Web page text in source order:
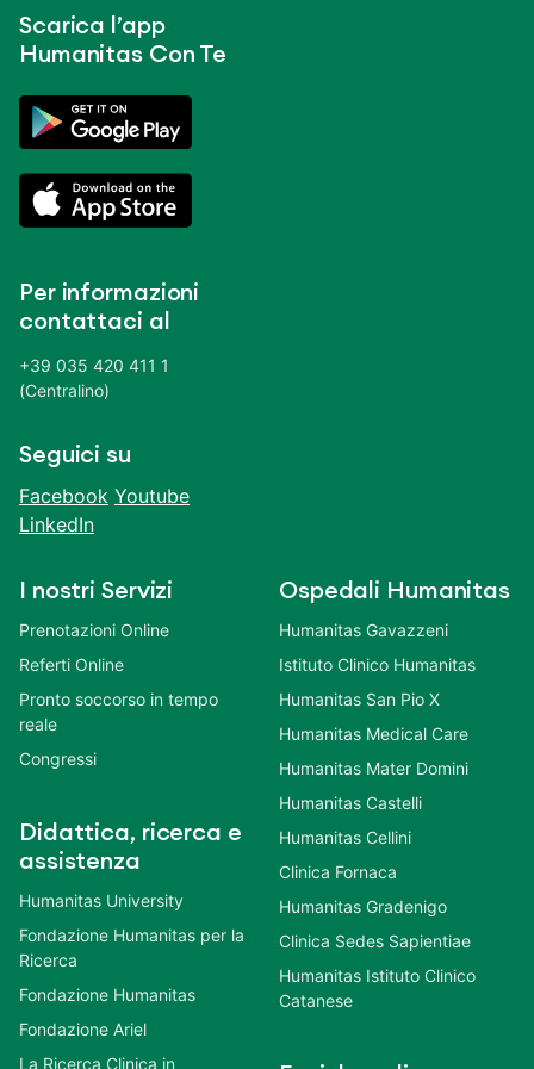
Scarica l’app
Humanitas Con Te
Per informazioni
contattaci al
+39 035 420 411 1
(Centralino)
Seguici su
Facebook Youtube
LinkedIn
I nostri Servizi
Prenotazioni Online
Referti Online
Pronto soccorso in tempo
reale
Congressi
Didattica, ricerca e
assistenza
Humanitas University
Fondazione Humanitas per la
Ricerca
Fondazione Humanitas
Fondazione Ariel
La Ricerca Clinica in
Ospedali Humanitas
Humanitas Gavazzeni
Istituto Clinico Humanitas
Humanitas San Pio X
Humanitas Medical Care
Humanitas Mater Domini
Humanitas Castelli
Humanitas Cellini
Clinica Fornaca
Humanitas Gradenigo
Clinica Sedes Sapientiae
Humanitas Istituto Clinico
Catanese